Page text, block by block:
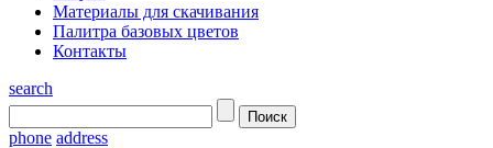
Материалы для скачивания
Палитра базовых цветов
Контакты
search
phone address